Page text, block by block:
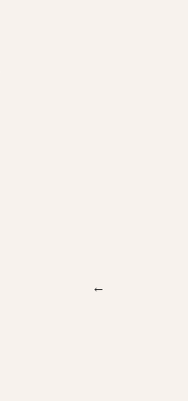
←